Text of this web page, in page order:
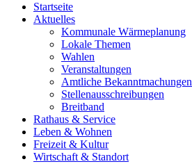
Startseite
Aktuelles
Kommunale Wärmeplanung
Lokale Themen
Wahlen
Veranstaltungen
Amtliche Bekanntmachungen
Stellenausschreibungen
Breitband
Rathaus & Service
Leben & Wohnen
Freizeit & Kultur
Wirtschaft & Standort